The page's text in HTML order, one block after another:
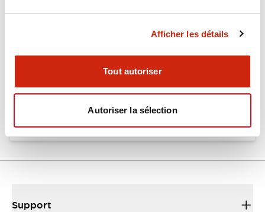
Afficher les détails
Tout autoriser
Autoriser la sélection
EU2B Datasheet
Support